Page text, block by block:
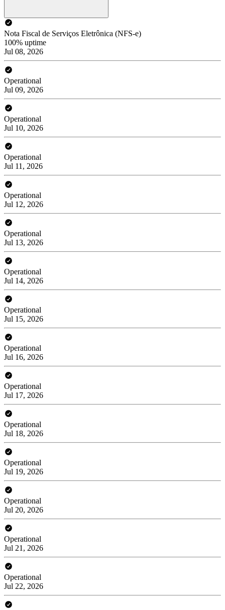
Nota Fiscal de Serviços Eletrônica (NFS-e)
100% uptime
Jul 08, 2026
Operational
Jul 09, 2026
Operational
Jul 10, 2026
Operational
Jul 11, 2026
Operational
Jul 12, 2026
Operational
Jul 13, 2026
Operational
Jul 14, 2026
Operational
Jul 15, 2026
Operational
Jul 16, 2026
Operational
Jul 17, 2026
Operational
Jul 18, 2026
Operational
Jul 19, 2026
Operational
Jul 20, 2026
Operational
Jul 21, 2026
Operational
Jul 22, 2026